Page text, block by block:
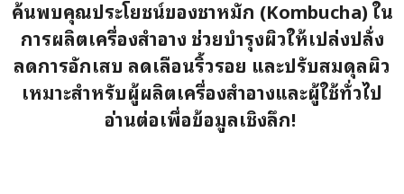
ค้นพบคุณประโยชน์ของชาหมัก (Kombucha) ใน
การผลิตเครื่องสำอาง ช่วยบำรุงผิวให้เปล่งปลั่ง
ลดการอักเสบ ลดเลือนริ้วรอย และปรับสมดุลผิว
เหมาะสำหรับผู้ผลิตเครื่องสำอางและผู้ใช้ทั่วไป
อ่านต่อเพื่อข้อมูลเชิงลึก!